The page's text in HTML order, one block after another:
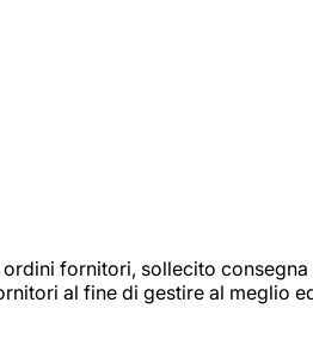
fornitori, sollecito consegna
al fine di gestire al meglio